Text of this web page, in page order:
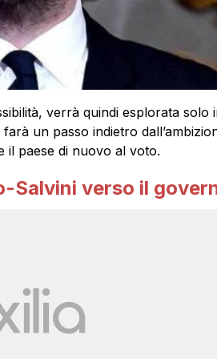
verrà quindi esplorata solo
un passo indietro
il paese di nuovo al voto.
Salvini verso il